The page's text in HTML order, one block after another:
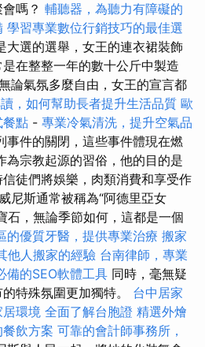
嗎？ 輔聽器，為聽力有障礙的
學習專業數位行銷技巧的最佳選
大選的選舉，女王的連衣裙裝飾
在整整一年的數十公斤中製造
論氣氛多麼自由，女王的宣言都
，如何幫助長者提升生活品質 歐
餐點 - 專業冷氣清洗，提升空氣品
事件的關閉，這些事件體現在燃
為宗教起源的習俗，他的目的是
徒們將娛樂，肉類消費和享受作
威尼斯通常被稱為“阿德里亞女
石，無論季節如何，這都是一個
的優質牙醫，提供專業治療 搬家
他人搬家的經驗 台南律師，專業
備的SEO軟體工具 同時，毫無疑
特殊氛圍更加獨特。 台中居家
環境 全面了解台胞證 精選外燴
飲方案 可靠的會計師事務所，